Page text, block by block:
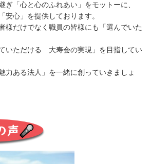
ぎ「心と心のふれあい」をモットーに、
安心」を提供しております。
様だけでなく職員の皆様にも「選んでいた
いただける 大寿会の実現」を目指してい
力ある法人」を一緒に創っていきましょ